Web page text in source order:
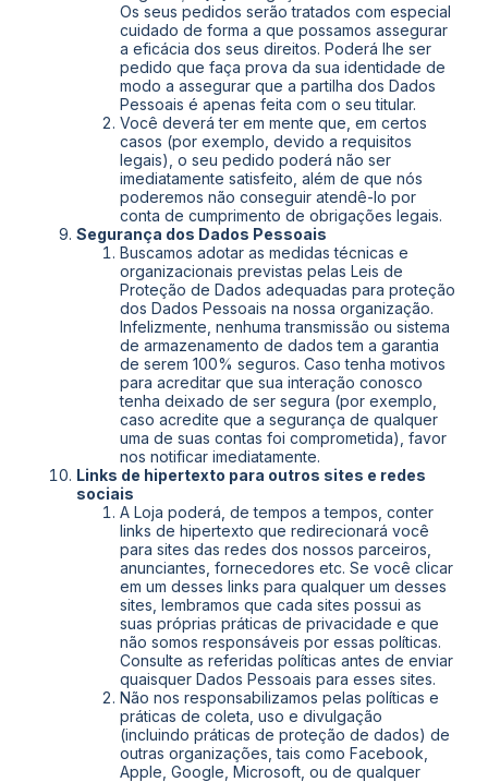
Os seus pedidos serão tratados com especial
cuidado de forma a que possamos assegurar
a eficácia dos seus direitos. Poderá lhe ser
pedido que faça prova da sua identidade de
modo a assegurar que a partilha dos Dados
Pessoais é apenas feita com o seu titular.
Você deverá ter em mente que, em certos
casos (por exemplo, devido a requisitos
legais), o seu pedido poderá não ser
imediatamente satisfeito, além de que nós
poderemos não conseguir atendê-lo por
conta de cumprimento de obrigações legais.
Segurança dos Dados Pessoais
Buscamos adotar as medidas técnicas e
organizacionais previstas pelas Leis de
Proteção de Dados adequadas para proteção
dos Dados Pessoais na nossa organização.
Infelizmente, nenhuma transmissão ou sistema
de armazenamento de dados tem a garantia
de serem 100% seguros. Caso tenha motivos
para acreditar que sua interação conosco
tenha deixado de ser segura (por exemplo,
caso acredite que a segurança de qualquer
uma de suas contas foi comprometida), favor
nos notificar imediatamente.
Links de hipertexto para outros sites e redes
sociais
A Loja poderá, de tempos a tempos, conter
links de hipertexto que redirecionará você
para sites das redes dos nossos parceiros,
anunciantes, fornecedores etc. Se você clicar
em um desses links para qualquer um desses
sites, lembramos que cada sites possui as
suas próprias práticas de privacidade e que
não somos responsáveis por essas políticas.
Consulte as referidas políticas antes de enviar
quaisquer Dados Pessoais para esses sites.
Não nos responsabilizamos pelas políticas e
práticas de coleta, uso e divulgação
(incluindo práticas de proteção de dados) de
outras organizações, tais como Facebook,
Apple, Google, Microsoft, ou de qualquer